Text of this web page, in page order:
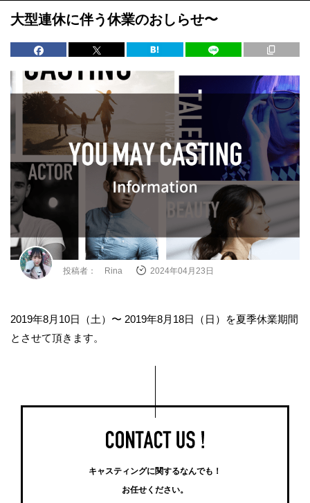
大型連休に伴う休業のおしらせ〜
投稿者： Rina 2024年04月23日
2019年8月10日（土）〜 2019年8月18日（日）を夏季休業期間
とさせて頂きます。
キャスティングに関するなんでも！
お任せください。